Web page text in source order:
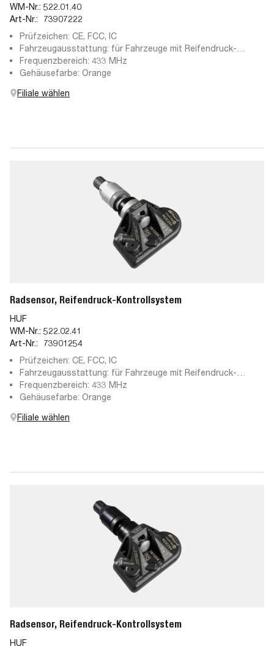
WM-Nr.: 522.01.40
Art-Nr.:
73907222
Prüfzeichen: CE, FCC, IC
Fahrzeugausstattung: für Fahrzeuge mit Reifendruck-
Kontrollsystem
Frequenzbereich: 433 MHz
Gehäusefarbe: Orange
Filiale wählen
Radsensor, Reifendruck-Kontrollsystem
HUF
WM-Nr.: 522.02.41
Art-Nr.:
73901254
Prüfzeichen: CE, FCC, IC
Fahrzeugausstattung: für Fahrzeuge mit Reifendruck-
Kontrollsystem
Frequenzbereich: 433 MHz
Gehäusefarbe: Orange
Filiale wählen
Radsensor, Reifendruck-Kontrollsystem
HUF